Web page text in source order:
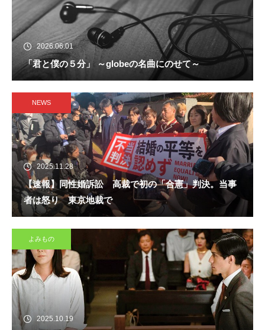
2026.06.01
「君と僕の５分」 ～globeの名曲にのせて～
NEWS
2025.11.28
【速報】同性婚訴訟 高裁で初の「合憲」判決。当事
者は怒り 東京地裁で
よみもの
2025.10.19